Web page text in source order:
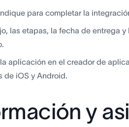
para completar la
las etapas, la fecha de entrega
aplicación en el creador de
de iOS y Android.
y